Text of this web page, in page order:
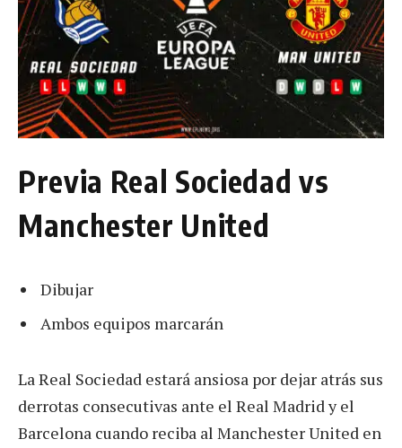
Previa Real Sociedad vs
Manchester United
Dibujar
Ambos equipos marcarán
La Real Sociedad estará ansiosa por dejar atrás sus
derrotas consecutivas ante el Real Madrid y el
Barcelona cuando reciba al Manchester United en